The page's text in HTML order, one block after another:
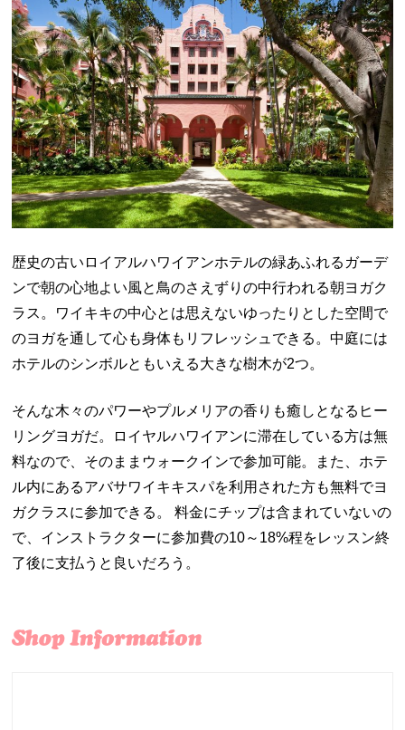
歴史の古いロイアルハワイアンホテルの緑あふれるガーデ
ンで朝の心地よい風と鳥のさえずりの中行われる朝ヨガク
ラス。ワイキキの中心とは思えないゆったりとした空間で
のヨガを通して心も身体もリフレッシュできる。中庭には
ホテルのシンボルともいえる大きな樹木が2つ。
そんな木々のパワーやプルメリアの香りも癒しとなるヒー
リングヨガだ。ロイヤルハワイアンに滞在している方は無
料なので、そのままウォークインで参加可能。また、ホテ
ル内にあるアバサワイキキスパを利用された方も無料でヨ
ガクラスに参加できる。 料金にチップは含まれていないの
で、インストラクターに参加費の10～18%程をレッスン終
了後に支払うと良いだろう。